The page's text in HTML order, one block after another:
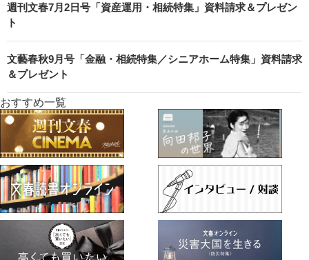
週刊文春7月2日号「資産運用・相続特集」資料請求＆プレゼン
ト
文藝春秋9月号「金融・相続特集／シニアホーム特集」資料請求
＆プレゼント
おすすめ一覧